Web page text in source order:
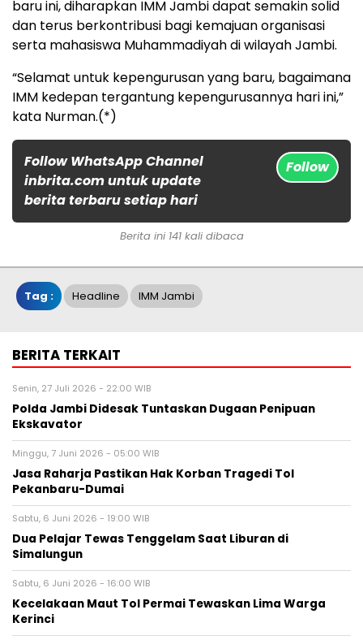
baru ini, diharapkan IMM Jambi dapat semakin solid
dan terus berkontribusi bagi kemajuan organisasi
serta mahasiswa Muhammadiyah di wilayah Jambi.
“Selamat untuk kepengurusan yang baru, bagaimana
IMM kedepan tergantung kepengurusannya hari ini,”
kata Nurman.(*)
Follow WhatsApp Channel
inbrita.com untuk update
berita terbaru setiap hari
Follow
Berita ini 141 kali dibaca
Tag : Headline IMM Jambi
BERITA TERKAIT
Senin, 27 Juli 2026 - 22:00 WIB
Polda Jambi Didesak Tuntaskan Dugaan Penipuan
Ekskavator
Minggu, 7 Juni 2026 - 05:00 WIB
Jasa Raharja Pastikan Hak Korban Tragedi Tol
Pekanbaru-Dumai
Sabtu, 6 Juni 2026 - 19:00 WIB
Dua Pelajar Tewas Tenggelam Saat Liburan di
Simalungun
Sabtu, 6 Juni 2026 - 16:00 WIB
Kecelakaan Maut Tol Permai Tewaskan Lima Warga
Kerinci